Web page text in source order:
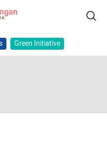
Green Initiative